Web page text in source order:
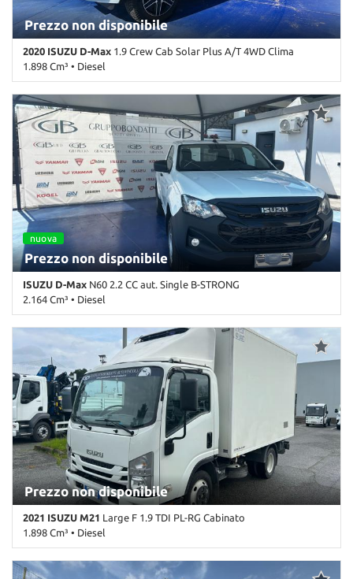
Prezzo non disponibile
2020 ISUZU D-Max 1.9 Crew Cab Solar Plus A/T 4WD Clima
1.898 Cm³ • Diesel
204.395 Km • Cambio Automatico (6) • Bianco pastello • 4 Porte •
ABS • Airbag • Airbag laterali • Airbag Passeggero • Airbag testa •
Alzacristalli elettrici • Autoradio • Bluetooth • Cerchi in lega •
Chiusura centralizzata • Climatizzatore • Controllo trazione • Cruise
Control • ESP • Fendinebbia • Filtro antiparticolato • Specchietti
laterali elettrici • Telecamera per parcheggio assistito
nuova
Prezzo non disponibile
ISUZU D-Max N60 2.2 CC aut. Single B-STRONG
2.164 Cm³ • Diesel
0 Km • Cambio Automatico (8) • Bianco pastello • 2 Porte • 360°
camera • ABS • Airbag • Airbag laterali • Airbag Passeggero •
Airbag testa • Bluetooth • Chiusura centralizzata • Climatizzatore •
Controllo trazione • Cruise Control • ESP • Fendinebbia •
Immobilizzatore elettronico • Servosterzo • Navigatore satellitare
• Specchietti laterali elettrici • Telecamera per parcheggio assistito
Prezzo non disponibile
2021 ISUZU M21 Large F 1.9 TDI PL-RG Cabinato
1.898 Cm³ • Diesel
224.523 Km • Cambio Manuale (6) • Bianco pastello • 2 Porte • ABS
• Airbag • Alzacristalli elettrici • Autoradio • Chiusura centralizzata